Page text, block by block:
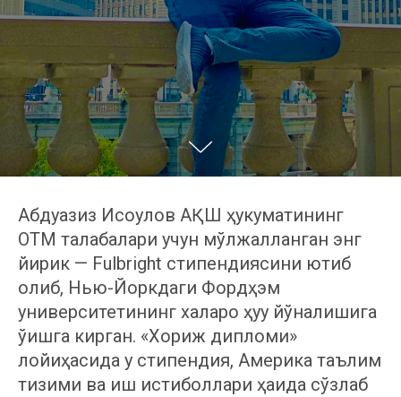
Абдуазиз Исоқулов АҚШ ҳукуматининг
ОТМ талабалари учун мўлжалланган энг
йирик — Fulbright стипендиясини ютиб
олиб, Нью-Йоркдаги Фордҳэм
университетининг халқаро ҳуқуқ йўналишига
ўқишга кирган. «Хориж дипломи»
лойиҳасида у стипендия, Америка таълим
тизими ва иш истиқболлари ҳақида сўзлаб